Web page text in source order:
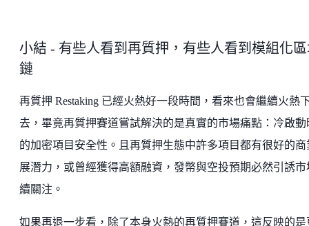
小結 - 有些人看到再質押，有些人看到模組化
鏈
再質押 Restaking 已經火熱好一段時間，看來也會繼續火熱
去，畢竟再質押賽道嘗試解決的是真實的市場痛點：冷啟動
的加密項目安全性。且再質押生態中許多項目都有很好的商
展潛力，或曾經獲得高額融資，發幣與空投預期必然引誘市
續關注。
如果再退一步看，除了本身火熱的再質押賽道，這反映的是